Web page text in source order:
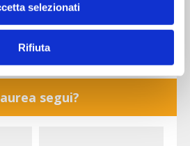
selezionati
Rifiuta
segui?